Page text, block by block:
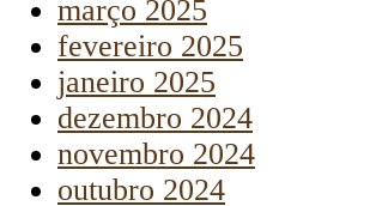
março 2025
fevereiro 2025
janeiro 2025
dezembro 2024
novembro 2024
outubro 2024